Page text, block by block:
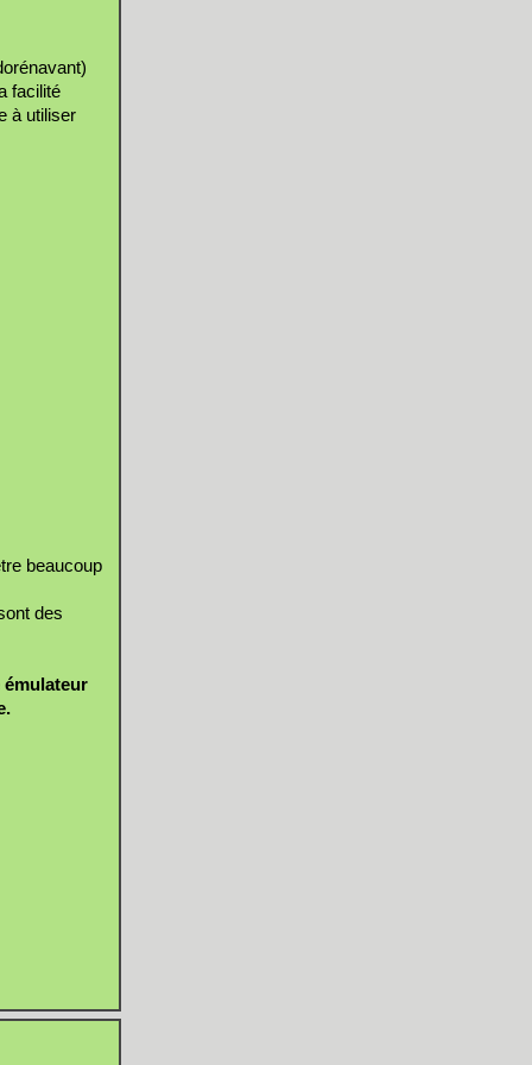
facilité
à utiliser
beaucoup
des
émulateur